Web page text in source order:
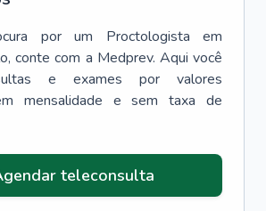
por um Proctologista
em
, conte com a Medprev. Aqui você
e exames por valores
mensalidade e sem taxa de
teleconsulta